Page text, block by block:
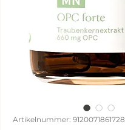
Artikelnummer: 9120071861728